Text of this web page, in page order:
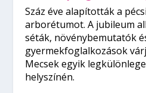
Száz éve alapították a
arborétumot. A jubileum
séták, növénybemutatók
gyermekfoglalkozások
Mecsek egyik
helyszínén.